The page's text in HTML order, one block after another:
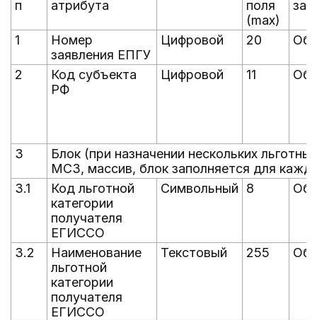
п
атрибута
поля
(max)
1
Номер
заявления ЕПГУ
Цифровой 20
2
Код субъекта
РФ
Цифровой 11
3
Блок (при назначении нескольких
МСЗ, массив, блок заполняется для
3.1
Код льготной
категории
получателя
ЕГИССО
Символьный 8
3.2
Наименование
льготной
категории
получателя
ЕГИССО
Текстовый 255